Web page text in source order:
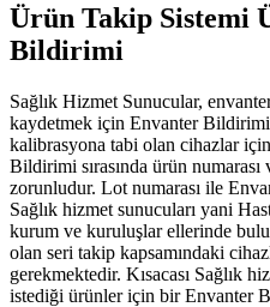
Ürün Takip Sistemi
Bildirimi
Sağlık Hizmet Sunucular,
kaydetmek için Envanter
kalibrasyona tabi olan cihazlar
Bildirimi sırasında ürün numarası
zorunludur. Lot numarası ile
Sağlık hizmet sunucuları yani
kurum ve kuruluşlar ellerinde
olan seri takip kapsamındaki
gerekmektedir. Kısacası Sağlık
istediği ürünler için bir Envanter